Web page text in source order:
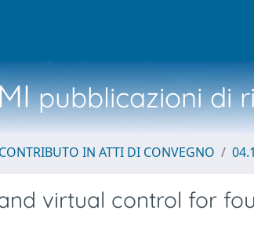
pubblicazioni di
IN ATTI DI CONVEGNO
virtual control for